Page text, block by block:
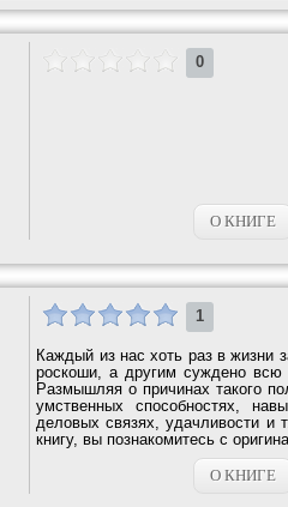
0
О КНИГЕ
1
Каждый из нас хоть раз в жизни
роскоши, а другим суждено всю
Размышляя о причинах такого
умственных способностях,
деловых связях, удачливости
книгу, вы познакомитесь с
О КНИГЕ